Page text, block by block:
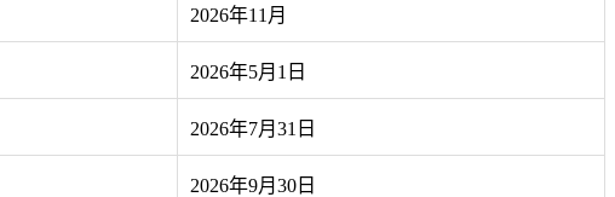
2026年11月
2026年5月1日
2026年7月31日
2026年9月30日